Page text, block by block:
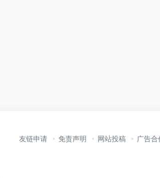
友链申请 免责声明 网站投稿 广告合